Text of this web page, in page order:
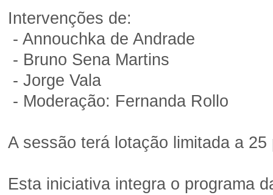
Intervenções de:
- Annouchka de Andrade
- Bruno Sena Martins
- Jorge Vala
- Moderação: Fernanda Rollo
A sessão terá lotação limitada a
Esta iniciativa integra o programa